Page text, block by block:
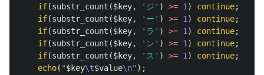
if(substr_count ($key, 'ジ' ) >= 1) continue;
if(substr_count ($key, 'ー' ) >= 1) continue;
if(substr_count ($key, 'ラ' ) >= 1) continue;
if(substr_count ($key, 'ン' ) >= 1) continue;
if(substr_count ($key, 'ス' ) >= 1) continue;
echo( "$key\t$value\n" );